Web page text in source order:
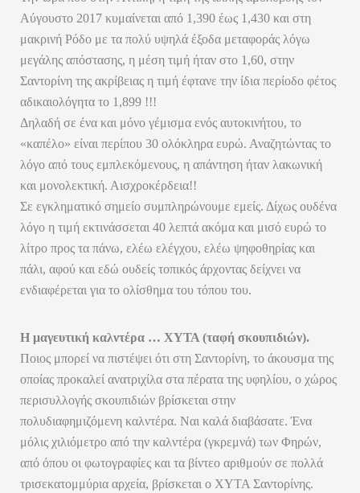
Αύγουστο 2017 κυμαίνεται από 1,390 έως 1,430 και στη
μακρινή Ρόδο με τα πολύ υψηλά έξοδα μεταφοράς λόγω
μεγάλης απόστασης, η μέση τιμή ήταν στο 1,60, στην
Σαντορίνη της ακρίβειας η τιμή έφτανε την ίδια περίοδο φέτος
αδικαιολόγητα το 1,899 !!!
Δηλαδή σε ένα και μόνο γέμισμα ενός αυτοκινήτου, το
«καπέλο» είναι περίπου 30 ολόκληρα ευρώ. Αναζητώντας το
λόγο από τους εμπλεκόμενους, η απάντηση ήταν λακωνική
και μονολεκτική. Αισχροκέρδεια!!
Σε εγκληματικό σημείο συμπληρώνουμε εμείς. Δίχως ουδένα
λόγο η τιμή εκτινάσσεται 40 λεπτά ακόμα και μισό ευρώ το
λίτρο προς τα πάνω, ελέω ελέγχου, ελέω ψηφοθηρίας και
πάλι, αφού και εδώ ουδείς τοπικός άρχοντας δείχνει να
ενδιαφέρεται για το ολίσθημα του τόπου του.
Η μαγευτική καλντέρα … ΧΥΤΑ (ταφή σκουπιδιών).
Ποιος μπορεί να πιστέψει ότι στη Σαντορίνη, το άκουσμα της
οποίας προκαλεί ανατριχίλα στα πέρατα της υφηλίου, ο χώρος
περισυλλογής σκουπιδιών βρίσκεται στην
πολυδιαφημιζόμενη καλντέρα. Ναι καλά διαβάσατε. Ένα
μόλις χιλιόμετρο από την καλντέρα (γκρεμνά) των Φηρών,
από όπου οι φωτογραφίες και τα βίντεο αριθμούν σε πολλά
τρισεκατομμύρια αρχεία, βρίσκεται ο ΧΥΤΑ Σαντορίνης.